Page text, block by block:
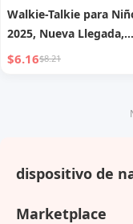
Walkie-Talkie para
2025, Nueva Llegada,
Juguete Digital a Juego,
$6.16$8.21
dispositivo de
Marketplace